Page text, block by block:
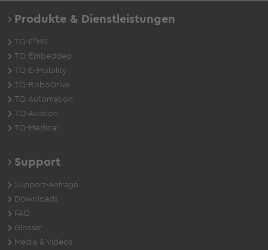
Produkte & Dienstleistungen
TQ-E²MS
TQ-Embedded
TQ-E-Mobility
TQ-RoboDrive
TQ-Automation
TQ-Aviation
TQ-Medical
Support
Support-Anfrage
Downloads
FAQ
Glossar
Media & Videos